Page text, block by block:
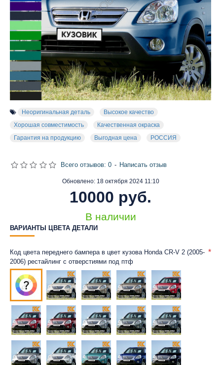
Неоригинальная деталь
Высокое качество
Хорошая совместимость
Качественная окраска
Гарантия на продукцию
Выгодная цена РОССИЯ
Обновлено: 18 октября 2024 11:10
В наличии
Всего отзывов: 0 - Написать отзыв
10000 руб.
ВАРИАНТЫ ЦВЕТА ДЕТАЛИ
Код цвета переднего бампера в цвет кузова Honda CR-V 2 (2005-
2006) рестайлинг с отверстиями под птф